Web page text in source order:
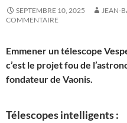
SEPTEMBRE 10, 2025 JEAN-
COMMENTAIRE
Emmener un télescope
c’est le projet fou de
fondateur de Vaonis.
Télescopes intelligents :